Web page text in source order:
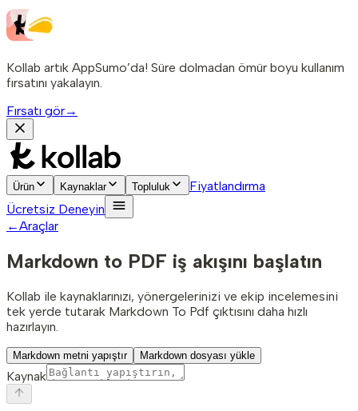
Kollab artık AppSumo’da! Süre dolmadan ömür boyu kullanım
fırsatını yakalayın.
Fırsatı gör→
Ürün Kaynaklar Topluluk
Fiyatlandırma
Ücretsiz Deneyin
←Araçlar
Markdown to PDF iş akışını başlatın
Kollab ile kaynaklarınızı, yönergelerinizi ve ekip incelemesini
tek yerde tutarak Markdown To Pdf çıktısını daha hızlı
hazırlayın.
Markdown metni yapıştır Markdown dosyası yükle
Kaynak